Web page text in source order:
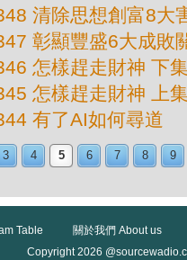
清除思想創富8大
彰顯豐盛6大成敗
怎樣趕走財神 下
怎樣趕走財神 上
有了AI如何尋道
3 4 5 6 7 8 9
Table
關於我們 About us
Copyright 2026